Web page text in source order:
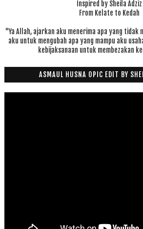
Inspired by Sheila Adziz
From Kelate to Kedah
"Ya Allah, ajarkan aku menerima apa yang tidak
aku untuk mengubah apa yang mampu aku
kebijaksanaan untuk membezakan
ASMAUL HUSNA OPIC EDIT BY